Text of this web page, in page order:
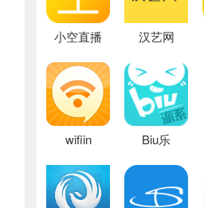
小空直播 汉艺网
wifiin Biu乐